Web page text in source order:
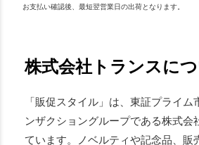
お支払い確認後、最短翌営業日の出荷となります。
株式会社トランスに
「販促スタイル」は、東証プライ
ンザクショングループである株式会
ています。ノベルティや記念品、販